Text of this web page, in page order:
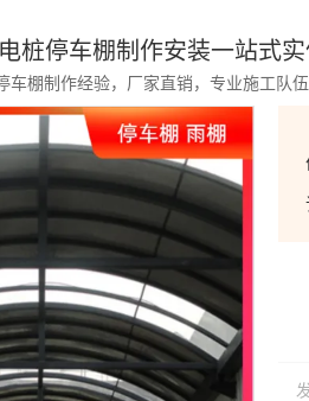
桩停车棚制作安装一站式
车棚制作经验，厂家直销，专业施工队